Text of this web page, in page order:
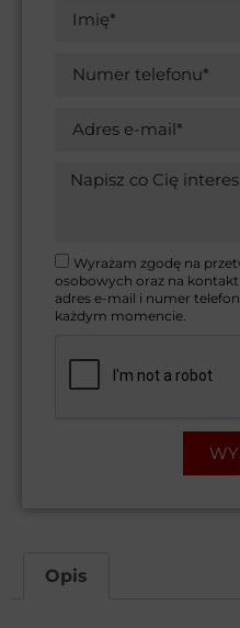
Wyrażam zgodę na
osobowych oraz na
adres e-mail i numer
każdym momencie.
Opis